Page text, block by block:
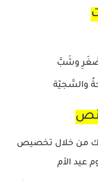
وشَبَّ
والسَّجيّة
من خلال تخصيص
عيد الأم